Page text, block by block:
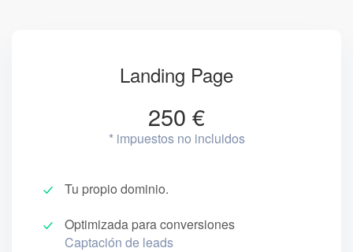
Landing Page
250 €
* impuestos no incluidos
Tu propio dominio.
Optimizada para conversiones
Captación de leads